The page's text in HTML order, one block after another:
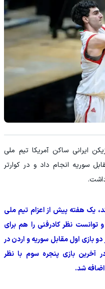
ایرانی ساکن آمریکا تیم ملی
سوریه انجام داد و در کوارتر
داشت.
یک هفته پیش از اعزام تیم ملی
توانست نظر کادرفنی را هم برای
بازی اول مقابل سوریه و اردن در
آخرین بازی پنجره سوم با نظر
شد.